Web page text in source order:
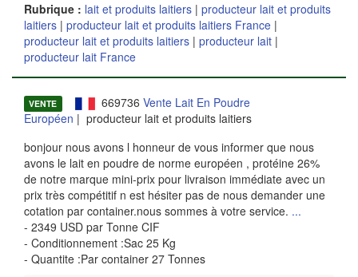
Rubrique : lait et produits laitiers | producteur lait et produits
laitiers | producteur lait et produits laitiers France |
producteur lait et produits laitiers | producteur lait |
producteur lait France
VENTE 669736 Vente Lait En Poudre
Européen | producteur lait et produits laitiers
bonjour nous avons l honneur de vous informer que nous
avons le lait en poudre de norme européen , protéine 26%
de notre marque mini-prix pour livraison immédiate avec un
prix très compétitif n est hésiter pas de nous demander une
cotation par container.nous sommes à votre service. ...
- 2349 USD par Tonne CIF
- Conditionnement :Sac 25 Kg
- Quantite :Par container 27 Tonnes